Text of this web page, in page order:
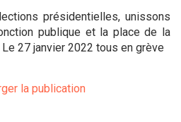
présidentielles, unissons
publique et la place de la
27 janvier 2022 tous en grève
la publication